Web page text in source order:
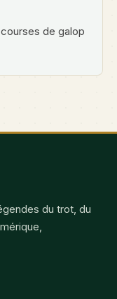
de galop
du trot, du